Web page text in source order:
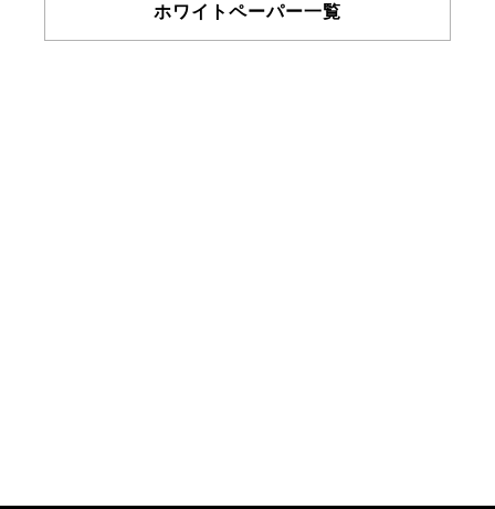
ホワイトペーパー一覧